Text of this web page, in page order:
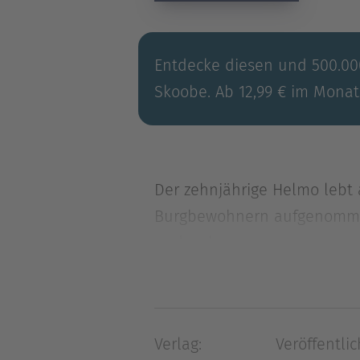
Entdecke diesen und
Skoobe. Ab 12,99 € im
Der zehnjährige Helmo lebt
Burgbewohnern
Der zehnjährige Helmo
Herkunft
Verlag: